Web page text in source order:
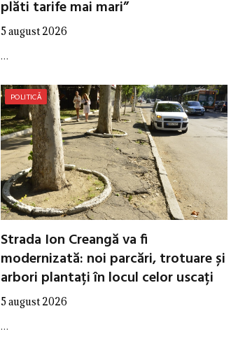
plăti tarife mai mari”
5 august 2026
…
POLITICĂ
Strada Ion Creangă va fi
modernizată: noi parcări, trotuare și
arbori plantați în locul celor uscați
5 august 2026
…